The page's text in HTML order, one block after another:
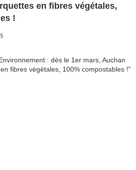
en fibres végétales,
!